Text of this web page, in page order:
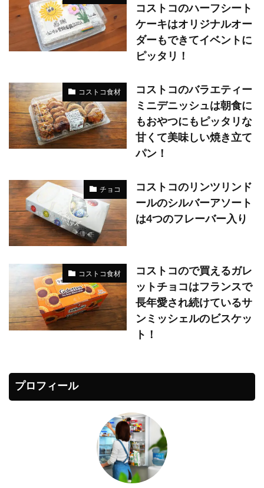
コストコのハーフシート
ケーキはオリジナルオー
ダーもできてイベントに
ピッタリ！
コストコ食材
コストコのバラエティー
ミニデニッシュは朝食に
もおやつにもピッタリな
甘くて美味しい焼き立て
パン！
チョコ
コストコのリンツリンド
ールのシルバーアソート
は4つのフレーバー入り
コストコ食材
コストコので買えるガレ
ットチョコはフランスで
長年愛され続けているサ
ンミッシェルのビスケッ
ト！
プロフィール